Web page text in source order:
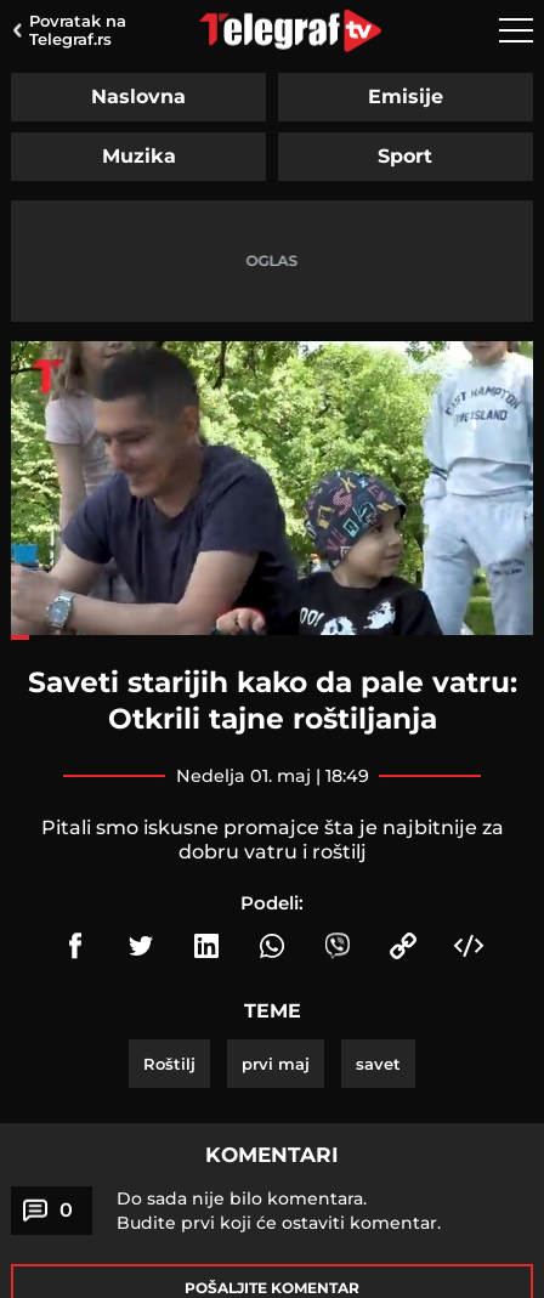
Povratak na
Telegraf.rs
Naslovna Emisije
Muzika Sport
Saveti starijih kako da pale vatru:
Otkrili tajne roštiljanja
nedelja 01. maj | 18:49
Pitali smo iskusne promajce šta je najbitnije za
dobru vatru i roštilj
Podeli:
TEME
Roštilj prvi maj savet
KOMENTARI
0
Do sada nije bilo komentara.
Budite prvi koji će ostaviti komentar.
POŠALJITE KOMENTAR